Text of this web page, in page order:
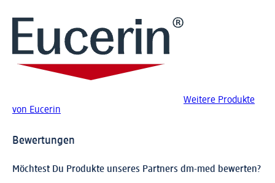
Weitere Produkte
von Eucerin
Bewertungen
Möchtest Du Produkte unseres Partners dm-med bewerten?